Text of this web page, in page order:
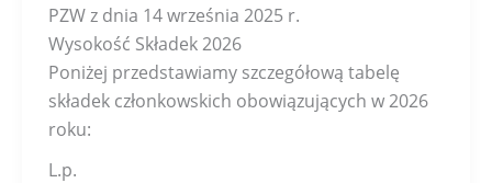
PZW z dnia 14 września 2025 r.
Wysokość Składek 2026
Poniżej przedstawiamy szczegółową tabelę
składek członkowskich obowiązujących w 2026
roku:
L.p.